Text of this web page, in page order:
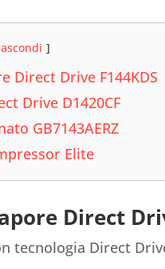
Direct Drive F144KDS
Drive D1420CF
GB7143AERZ
Elite
Direct
tecnologia Direct